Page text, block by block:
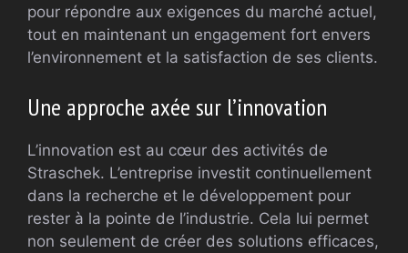
pour répondre aux exigences du marché actuel,
tout en maintenant un engagement fort envers
l’environnement et la satisfaction de ses clients.
Une approche axée sur l’innovation
L’innovation est au cœur des activités de
Straschek. L’entreprise investit continuellement
dans la recherche et le développement pour
rester à la pointe de l’industrie. Cela lui permet
non seulement de créer des solutions efficaces,